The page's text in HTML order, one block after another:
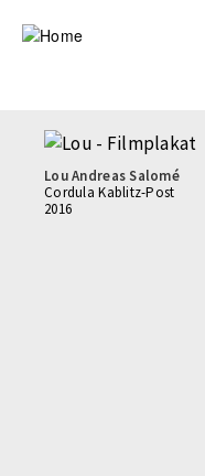
Lou Andreas Salomé
Cordula Kablitz-Post
2016